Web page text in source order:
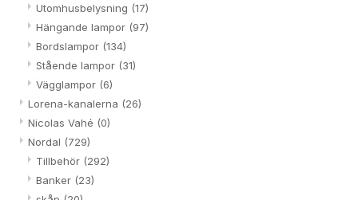
Utomhusbelysning (17)
Hängande lampor (97)
Bordslampor (134)
Stående lampor (31)
Vägglampor (6)
Lorena-kanalerna (26)
Nicolas Vahé (0)
Nordal (729)
Tillbehör (292)
Banker (23)